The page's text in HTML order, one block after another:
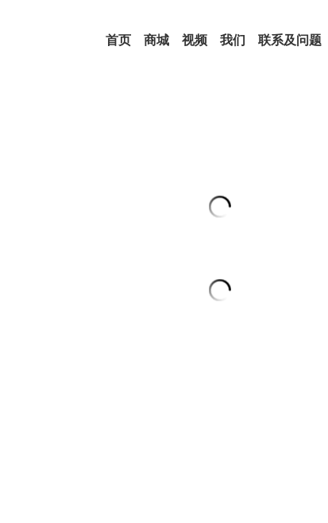
首页 商城 视频 我们 联系及问题